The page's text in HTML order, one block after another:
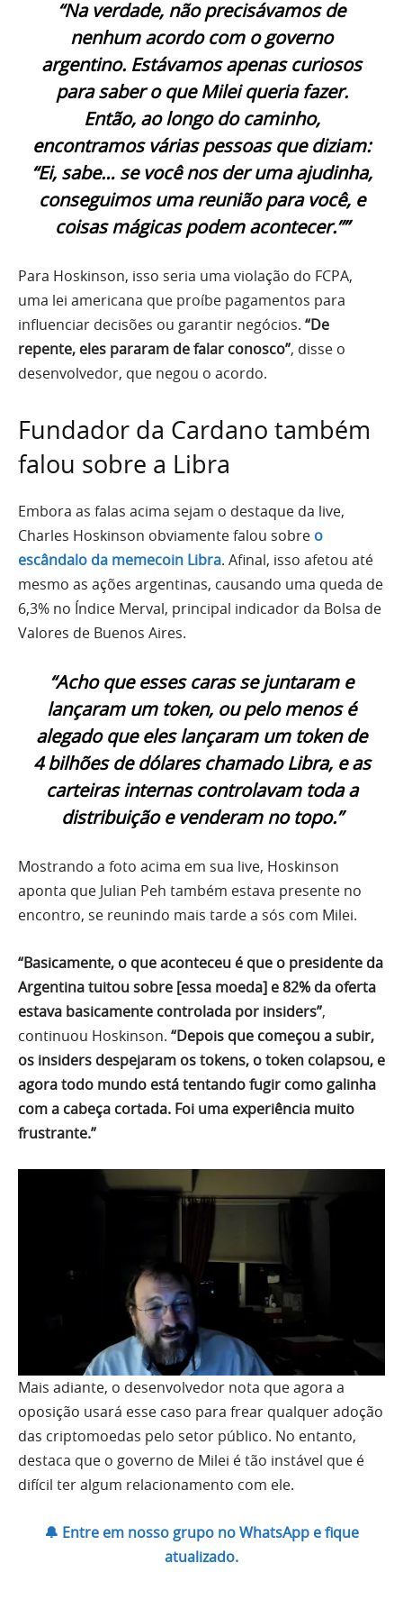
“Na verdade, não precisávamos de
nenhum acordo com o governo
argentino. Estávamos apenas curiosos
para saber o que Milei queria fazer.
Então, ao longo do caminho,
encontramos várias pessoas que diziam:
“Ei, sabe… se você nos der uma ajudinha,
conseguimos uma reunião para você, e
coisas mágicas podem acontecer.””
Para Hoskinson, isso seria uma violação do FCPA,
uma lei americana que proíbe pagamentos para
influenciar decisões ou garantir negócios. “De
repente, eles pararam de falar conosco”, disse o
desenvolvedor, que negou o acordo.
Fundador da Cardano também
falou sobre a Libra
Embora as falas acima sejam o destaque da live,
Charles Hoskinson obviamente falou sobre o
escândalo da memecoin Libra. Afinal, isso afetou até
mesmo as ações argentinas, causando uma queda de
6,3% no Índice Merval, principal indicador da Bolsa de
Valores de Buenos Aires.
“Acho que esses caras se juntaram e
lançaram um token, ou pelo menos é
alegado que eles lançaram um token de
4 bilhões de dólares chamado Libra, e as
carteiras internas controlavam toda a
distribuição e venderam no topo.”
Mostrando a foto acima em sua live, Hoskinson
aponta que Julian Peh também estava presente no
encontro, se reunindo mais tarde a sós com Milei.
“Basicamente, o que aconteceu é que o presidente da
Argentina tuitou sobre [essa moeda] e 82% da oferta
estava basicamente controlada por insiders”,
continuou Hoskinson. “Depois que começou a subir,
os insiders despejaram os tokens, o token colapsou, e
agora todo mundo está tentando fugir como galinha
com a cabeça cortada. Foi uma experiência muito
frustrante.”
Mais adiante, o desenvolvedor nota que agora a
oposição usará esse caso para frear qualquer adoção
das criptomoedas pelo setor público. No entanto,
destaca que o governo de Milei é tão instável que é
difícil ter algum relacionamento com ele.
🔔 Entre em nosso grupo no WhatsApp e fique
atualizado.